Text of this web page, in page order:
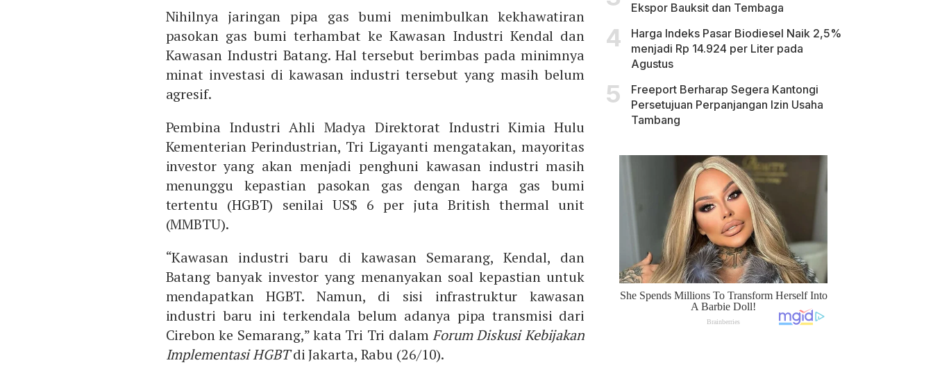
Nihilnya jaringan pipa gas bumi menimbulkan kekhawatiran
pasokan gas bumi terhambat ke Kawasan Industri Kendal dan
Kawasan Industri Batang. Hal tersebut berimbas pada minimnya
minat investasi di kawasan industri tersebut yang masih belum
agresif.
Pembina Industri Ahli Madya Direktorat Industri Kimia Hulu
Kementerian Perindustrian, Tri Ligayanti mengatakan, mayoritas
investor yang akan menjadi penghuni kawasan industri masih
menunggu kepastian pasokan gas dengan harga gas bumi
tertentu (HGBT) senilai US$ 6 per juta British thermal unit
(MMBTU).
“Kawasan industri baru di kawasan Semarang, Kendal, dan
Batang banyak investor yang menanyakan soal kepastian untuk
mendapatkan HGBT. Namun, di sisi infrastruktur kawasan
industri baru ini terkendala belum adanya pipa transmisi dari
Cirebon ke Semarang,” kata Tri Tri dalamForum Diskusi Kebijakan
Implementasi HGBTdi Jakarta, Rabu (26/10).
Ekspor Bauksit dan Tembaga
Harga Indeks Pasar Biodiesel Naik 2,5%
menjadi Rp 14.924 per Liter pada
Agustus
Freeport Berharap Segera Kantongi
Persetujuan Perpanjangan Izin Usaha
Tambang